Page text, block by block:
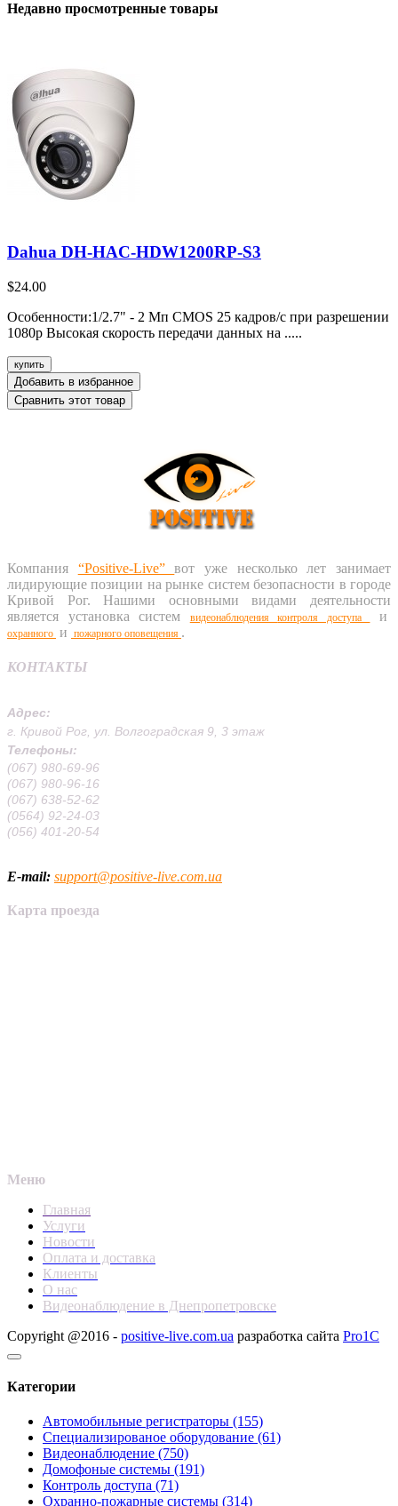
Недавно просмотренные товары
Dahua DH-HAC-HDW1200RP-S3
$24.00
Особенности:1/2.7" - 2 Мп CMOS 25 кадров/с при разрешении
1080р Высокая скорость передачи данных на .....
купить
Добавить в избранное
Сравнить этот товар
Компания “Positive-Live”вот уже несколько лет занимает
лидирующие позиции на рынке систем безопасности в городе
Кривой Рог. Нашими основными видами деятельности
является установка систем
видеонаблюденияконтроля доступа и
охранного и пожарного оповещения .
КОНТАКТЫ
Адрес:
г. Кривой Рог, ул. Волгоградская 9, 3 этаж
Телефоны:
(067) 980-69-96
(067) 980-96-16
(067) 638-52-62
(0564) 92-24-03
(056) 401-20-54
E-mail: support@positive-live.com.ua
Карта проезда
Меню
Главная
Услуги
Новости
Оплата и доставка
Клиенты
О нас
Видеонаблюдение в Днепропетровске
Copyright @2016 - positive-live.com.ua разработка сайта Pro1C
Категории
Автомобильные регистраторы (155)
Специализированое оборудование (61)
Видеонаблюдение (750)
Домофоные системы (191)
Контроль доступа (71)
Охранно-пожарные системы (314)